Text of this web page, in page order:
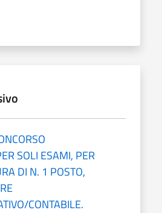
SOLI ESAMI, PER
DI N. 1 POSTO,
CONTABILE.